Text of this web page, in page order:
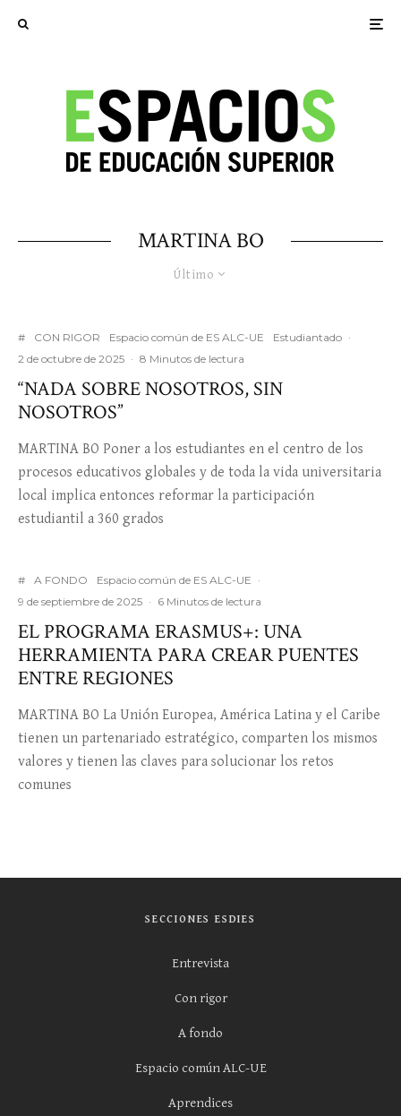
MARTINA BO
Último
# CON RIGOR Espacio común de ES ALC-UE Estudiantado ·
2 de octubre de 2025 · 8 Minutos de lectura
“NADA SOBRE NOSOTROS, SIN
NOSOTROS”
MARTINA BO Poner a los estudiantes en el centro de los
procesos educativos globales y de toda la vida universitaria
local implica entonces reformar la participación
estudiantil a 360 grados
# A FONDO Espacio común de ES ALC-UE ·
9 de septiembre de 2025 · 6 Minutos de lectura
EL PROGRAMA ERASMUS+: UNA
HERRAMIENTA PARA CREAR PUENTES
ENTRE REGIONES
MARTINA BO La Unión Europea, América Latina y el Caribe
tienen un partenariado estratégico, comparten los mismos
valores y tienen las claves para solucionar los retos
comunes
SECCIONES ESDIES
Entrevista
Con rigor
A fondo
Espacio común ALC-UE
Aprendices